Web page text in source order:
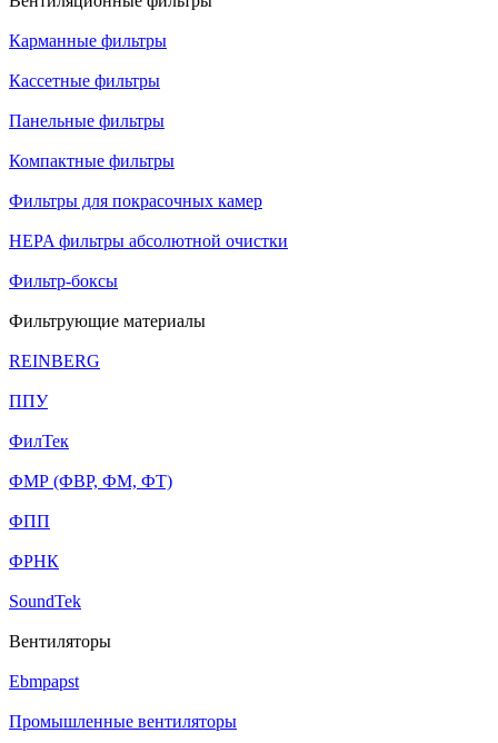
Карманные фильтры
Кассетные фильтры
Панельные фильтры
Компактные фильтры
Фильтры для покрасочных камер
HEPA фильтры абсолютной очистки
Фильтр-боксы
Фильтрующие материалы
REINBERG
ППУ
ФилТек
ФМР (ФВР, ФМ, ФТ)
ФПП
ФРНК
SoundTek
Вентиляторы
Ebmpapst
Промышленные вентиляторы